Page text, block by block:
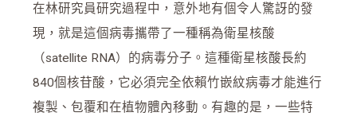
在林研究員研究過程中，意外地有個令人驚訝的發
現，就是這個病毒攜帶了一種稱為衛星核酸
（satellite RNA）的病毒分子。這種衛星核酸長約
840個核苷酸，它必須完全依賴竹嵌紋病毒才能進行
複製、包覆和在植物體內移動。有趣的是，一些特